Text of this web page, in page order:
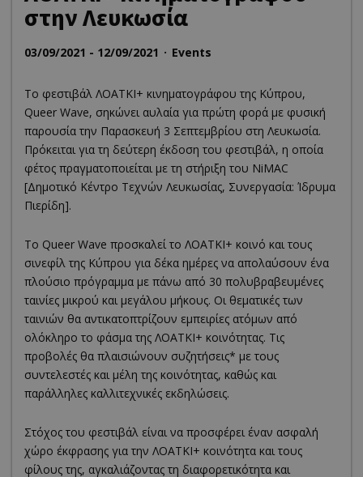
στην Λευκωσία
03/09/2021 - 12/09/2021 Events
Το φεστιβάλ ΛΟΑΤΚΙ+ κινηματογράφου της Κύπρου,
Queer Wave, σηκώνει αυλαία για πρώτη φορά με φυσική
παρουσία την Παρασκευή 3 Σεπτεμβρίου στη Λευκωσία.
Πρόκειται για τη δεύτερη έκδοση του φεστιβάλ, η οποία
φέτος πραγματοποιείται με τη στήριξη του NiMAC
[Δημοτικό Κέντρο Τεχνών Λευκωσίας, Συνεργασία: Ίδρυμα
Πιερίδη].
Το Queer Wave προσκαλεί το ΛΟΑΤΚΙ+ κοινό και τους
σινεφίλ της Κύπρου για δέκα ημέρες να απολαύσουν ένα
πλούσιο πρόγραμμα με πάνω από 30 πολυβραβευμένες
ταινίες μικρού και μεγάλου μήκους. Οι θεματικές των
ταινιών θα αντικατοπτρίζουν εμπειρίες ατόμων από
ολόκληρο το φάσμα της ΛΟΑΤΚΙ+ κοινότητας. Τις
προβολές θα πλαισιώνουν συζητήσεις* με τους
συντελεστές και μέλη της κοινότητας, καθώς και
παράλληλες καλλιτεχνικές εκδηλώσεις.
Στόχος του φεστιβάλ είναι να προσφέρει έναν ασφαλή
χώρο έκφρασης για την ΛΟΑΤΚΙ+ κοινότητα και τους
φίλους της, αγκαλιάζοντας τη διαφορετικότητα και